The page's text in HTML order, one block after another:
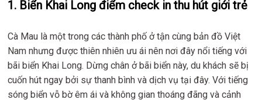
1. Biển Khai Long điểm check in thu hút giới trẻ
Cà Mau là một trong các thành phố ở tận cùng bản đồ Việt
Nam nhưng được thiên nhiên ưu ái nên nơi đây nổi tiếng với
bãi biển Khai Long. Dừng chân ở bãi biển này, du khách sẽ bị
cuốn hút ngay bởi sự thanh bình và dịch vụ tại đây. Với tiếng
sóng biển vỗ bờ êm ái và không gian thoáng đãng và cảnh